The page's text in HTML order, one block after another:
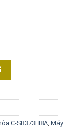
số lượng
C-SB373H8A, Máy